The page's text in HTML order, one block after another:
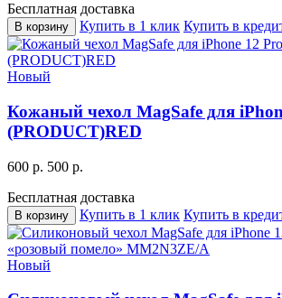
Бесплатная доставка
В корзину Купить в 1 клик Купить в
Новый
Кожаный чехол MagSafe для
(PRODUCT)RED
600 р. 500 р.
Бесплатная доставка
В корзину Купить в 1 клик Купить в
Новый